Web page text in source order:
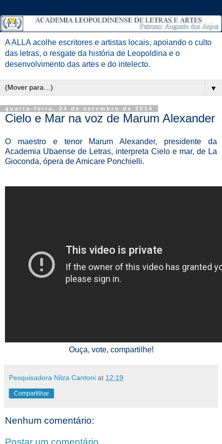
A ALLA acolhe escritores e artistas locais, apoiando o culto
das letras, o resgate da história de Leopoldina e o
desenvolvimento das artes e do intelecto.
▼
quarta-feira, 24 de setembro de 2014
Cielo e Mar na voz de Marum Alexander
O maestro e tenor Marum Alexander, presidente da
Academia Ubaense de Letras, interpreta Cielo e mar, de La
Gioconda, ópera de Amicare Ponchielli.
Ouça, vote, compartilhe!
Pesquisadora Nilza Cantoni at 12:19
Compartilhar
Nenhum comentário:
Postar um comentário